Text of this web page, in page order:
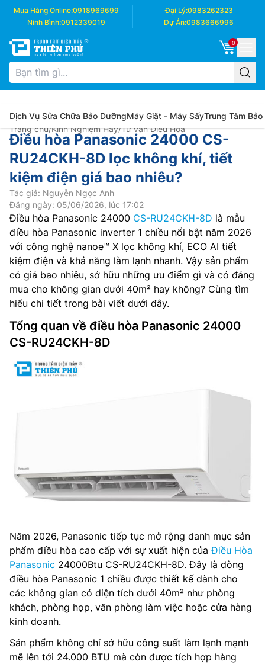
Mua Hàng Online:0918969699 Đại Lý:0983262323
Ninh Bình:0912339019 Dự Án:0983666996
0
Dịch Vụ Sửa Chữa Bảo DưỡngMáy Giặt - Máy SấyTrung Tâm Bảo
Trang chủ/Kinh Nghiệm Hay/Tư vấn Điều Hòa
Điều hòa Panasonic 24000 CS-
RU24CKH-8D lọc không khí, tiết
kiệm điện giá bao nhiêu?
Tác giả: Nguyễn Ngọc Anh
Đăng ngày: 05/06/2026, lúc 17:02
Điều hòa Panasonic 24000 CS-RU24CKH-8D là mẫu
điều hòa Panasonic inverter 1 chiều nổi bật năm 2026
với công nghệ nanoe™ X lọc không khí, ECO AI tiết
kiệm điện và khả năng làm lạnh nhanh. Vậy sản phẩm
có giá bao nhiêu, sở hữu những ưu điểm gì và có đáng
mua cho không gian dưới 40m² hay không? Cùng tìm
hiểu chi tiết trong bài viết dưới đây.
Tổng quan về điều hòa Panasonic 24000
CS-RU24CKH-8D
Năm 2026, Panasonic tiếp tục mở rộng danh mục sản
phẩm điều hòa cao cấp với sự xuất hiện củaĐiều Hòa
Panasonic 24000Btu CS-RU24CKH-8D. Đây là dòng
điều hòa Panasonic 1 chiều được thiết kế dành cho
các không gian có diện tích dưới 40m² như phòng
khách, phòng họp, văn phòng làm việc hoặc cửa hàng
kinh doanh.
Sản phẩm không chỉ sở hữu công suất làm lạnh mạnh
mẽ lên tới 24.000 BTU mà còn được tích hợp hàng